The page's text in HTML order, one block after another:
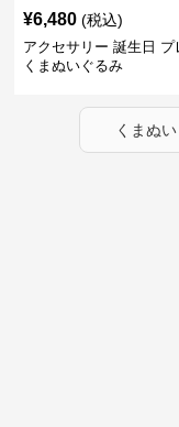
¥6,480 (税込)
アクセサリー 誕生日 プ
くまぬいぐるみ
くまぬ